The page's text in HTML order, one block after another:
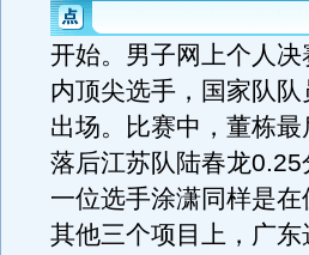
开始。男子网上个人
内顶尖选手，国家队
出场。比赛中，董栋
落后江苏队陆春龙
一位选手涂潇同样是
其他三个项目上，广